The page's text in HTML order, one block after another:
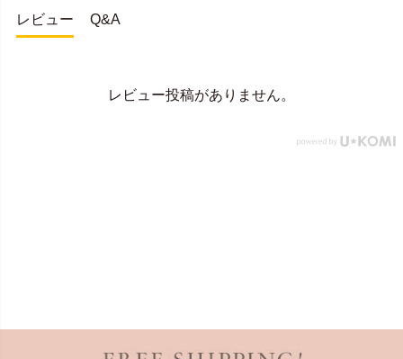
レビュー Q&A
レビュー投稿がありません。